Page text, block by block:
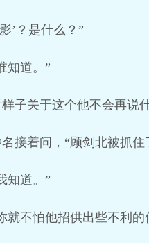
影’？是什么？”
知道。”
子关于这个他不会再说
接着问，“顾剑北被抓
知道。”
就不怕他招供出些不利的